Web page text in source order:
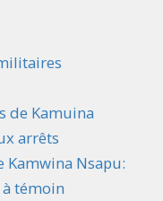
de Kamuina
arrêts
Kamwina Nsapu:
témoin